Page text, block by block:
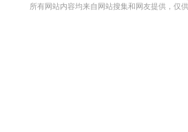
所有网站内容均来自网站搜集和网友提供，仅